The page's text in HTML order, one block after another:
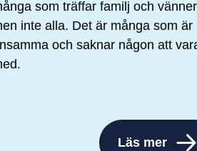
som träffar familj och
inte alla. Det är många som är
och saknar någon att
Läs mer